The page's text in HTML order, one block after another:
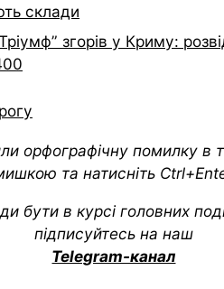
склади
згорів у Криму:
орфографічну помилку в
та натисніть
бути в курсі головних
підписуйтесь на наш
Telegram-канал